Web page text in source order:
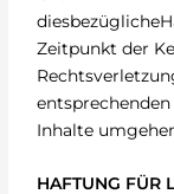
Zeitpunkt der
entsprechenden
Inhalte
HAFTUNG FÜR